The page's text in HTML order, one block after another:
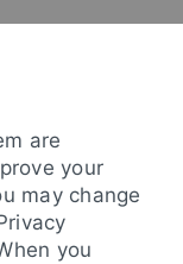
are
your
may change
you